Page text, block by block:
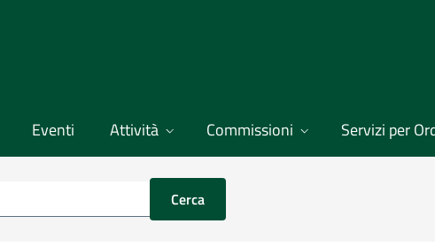
Eventi Attività Commissioni Servizi per
Cerca